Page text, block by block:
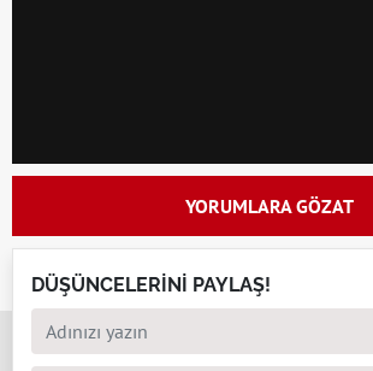
YORUMLARA GÖZAT
DÜŞÜNCELERİNİ PAYLAŞ!